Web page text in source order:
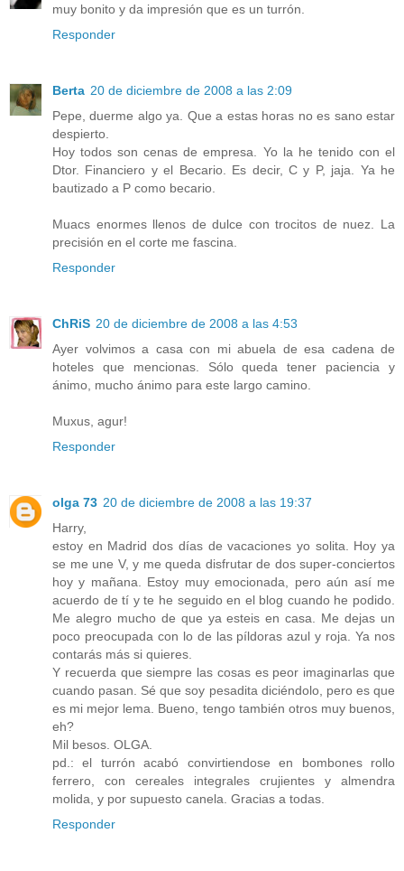
muy bonito y da impresión que es un turrón.
Responder
Berta 20 de diciembre de 2008 a las 2:09
Pepe, duerme algo ya. Que a estas horas no es sano estar
despierto.
Hoy todos son cenas de empresa. Yo la he tenido con el
Dtor. Financiero y el Becario. Es decir, C y P, jaja. Ya he
bautizado a P como becario.
Muacs enormes llenos de dulce con trocitos de nuez. La
precisión en el corte me fascina.
Responder
ChRiS 20 de diciembre de 2008 a las 4:53
Ayer volvimos a casa con mi abuela de esa cadena de
hoteles que mencionas. Sólo queda tener paciencia y
ánimo, mucho ánimo para este largo camino.
Muxus, agur!
Responder
olga 73 20 de diciembre de 2008 a las 19:37
Harry,
estoy en Madrid dos días de vacaciones yo solita. Hoy ya
se me une V, y me queda disfrutar de dos super-conciertos
hoy y mañana. Estoy muy emocionada, pero aún así me
acuerdo de tí y te he seguido en el blog cuando he podido.
Me alegro mucho de que ya esteis en casa. Me dejas un
poco preocupada con lo de las píldoras azul y roja. Ya nos
contarás más si quieres.
Y recuerda que siempre las cosas es peor imaginarlas que
cuando pasan. Sé que soy pesadita diciéndolo, pero es que
es mi mejor lema. Bueno, tengo también otros muy buenos,
eh?
Mil besos. OLGA.
pd.: el turrón acabó convirtiendose en bombones rollo
ferrero, con cereales integrales crujientes y almendra
molida, y por supuesto canela. Gracias a todas.
Responder